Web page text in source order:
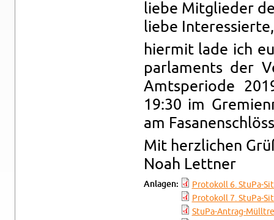
liebe Mit­glieder
liebe In­ter­essierte,
hi­er­mit lade ich
par­la­ments der
Amtspe­ri­ode
19:30 im
am
Mit her­zlichen
Noah Let­tner
An­la­gen:
Pro­tokoll 6. StuPa-​
Pro­tokoll 7. StuPa-​
StuPa-Antrag-